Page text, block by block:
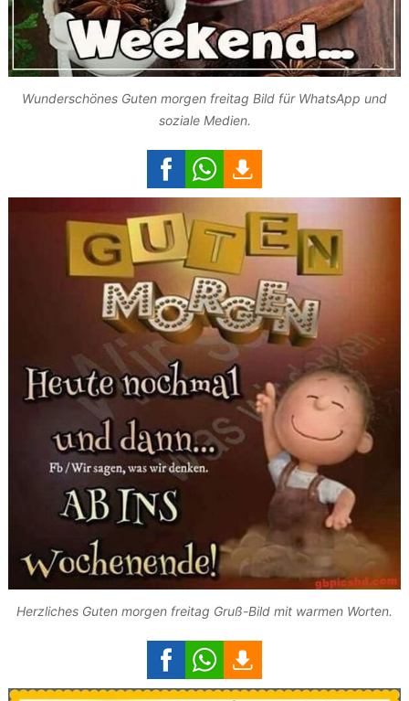
Wunderschönes Guten morgen freitag Bild für WhatsApp und
soziale Medien.
Herzliches Guten morgen freitag Gruß-Bild mit warmen Worten.